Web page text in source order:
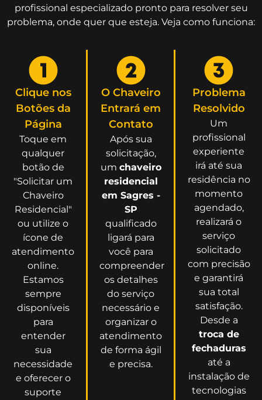
profissional especializado pronto para resolver seu
problema, onde quer que esteja. Veja como funciona:
Clique nos
Botões da
Página
Toque em
qualquer
botão de
"Solicitar um
Chaveiro
Residencial"
ou utilize o
ícone de
atendimento
online.
Estamos
sempre
disponíveis
para
entender
sua
necessidade
e oferecer o
suporte
O Chaveiro
Entrará em
Contato
Após sua
solicitação,
um chaveiro
residencial
em Sagres -
SP
qualificado
ligará para
você para
compreender
os detalhes
do serviço
necessário e
organizar o
atendimento
de forma ágil
e precisa.
Problema
Resolvido
Um
profissional
experiente
irá até sua
residência no
momento
agendado,
realizará o
serviço
solicitado
com precisão
e garantirá
sua total
satisfação.
Desde a
troca de
fechaduras
até a
instalação de
tecnologias